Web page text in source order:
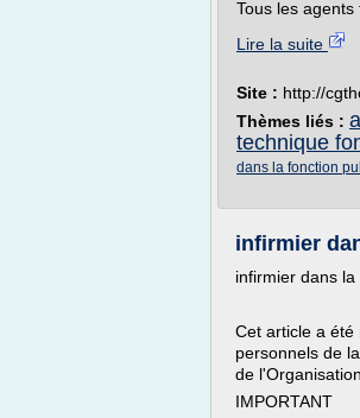
Tous les agents
Lire la suite
Site : http://
Thèmes liés :
technique
dans la fonction
infirmier
infirmier dans
Cet article a
personnels de
de
IMPORTANT